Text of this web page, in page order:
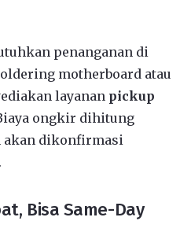
penanganan di
motherboard atau
layanan pickup
ongkir dihitung
akan dikonfirmasi
Bisa Same-Day